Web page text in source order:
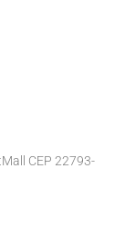
CEP 22793-